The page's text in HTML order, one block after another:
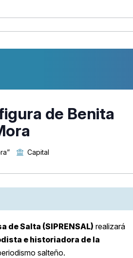
de Benita
Capital
de Salta (SIPRENSAL) realizará
e historiadora de la
salteño.